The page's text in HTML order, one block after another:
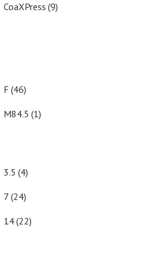
CoaXPress (9)
F (46)
M84.5 (1)
3.5 (4)
7 (24)
14(22)